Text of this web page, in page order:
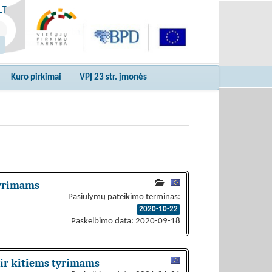
LT
Kuro pirkimai VPĮ 23 str. įmonės
Pasiūlymų pateikimo terminas:
2020-10-22
Paskelbimo data: 2020-09-18
ir kitiems tyrimams